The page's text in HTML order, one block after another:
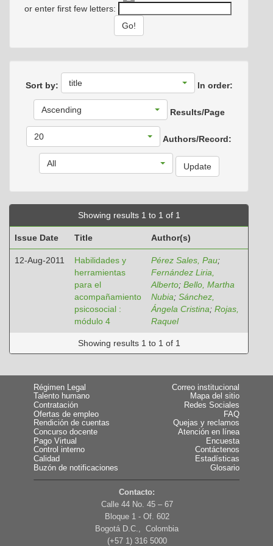
or enter first few letters:
Sort by: title In order:
Ascending Results/Page
20 Authors/Record:
All
Showing results 1 to 1 of 1
Issue Date Title Author(s)
12-Aug-2011
Habilidades y
herramientas
para el
acompañamiento
psicosocial :
módulo 4
Pérez Sales, Pau;
Fernández Liria,
Alberto; Bello, Martha
Nubia; Sánchez,
Ángela Cristina; Rojas,
Raquel
Showing results 1 to 1 of 1
Régimen Legal
Talento humano
Contratación
Ofertas de empleo
Rendición de cuentas
Concurso docente
Pago Virtual
Control interno
Calidad
Buzón de notificaciones
Correo institucional
Mapa del sitio
Redes Sociales
FAQ
Quejas y reclamos
Atención en línea
Encuesta
Contáctenos
Estadísticas
Glosario
Contacto:
Calle 44 No. 45 – 67
Bloque 1 - Of. 602
Bogotá D.C., Colombia
(+57 1) 316 5000